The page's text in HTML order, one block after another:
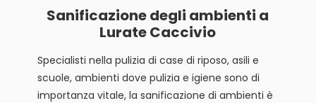
Sanificazione degli ambienti a
Lurate Caccivio
Specialisti nella pulizia di case di riposo, asili e
scuole, ambienti dove pulizia e igiene sono di
importanza vitale, la sanificazione di ambienti è